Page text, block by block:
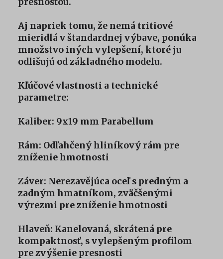
Aj napriek tomu, že nemá tritiové
mieridlá v štandardnej výbave, ponúka
množstvo iných vylepšení, ktoré ju
odlišujú od základného modelu.
Kľúčové vlastnosti a technické
parametre:
Kaliber: 9x19 mm Parabellum
Rám: Odľahčený hliníkový rám pre
zníženie hmotnosti
Záver: Nerezavějúca oceľ s predným a
zadným hmatníkom, zväčšenými
výrezmi pre zníženie hmotnosti
Hlaveň: Kanelovaná, skrátená pre
kompaktnosť, s vylepšeným profilom
pre zvýšenie presnosti